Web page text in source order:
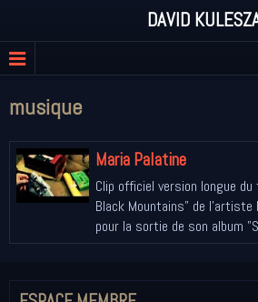
DAVID
musique
Maria Palatine
Clip officiel version longue
Black Mountains" de l'artiste
pour la sortie de son album